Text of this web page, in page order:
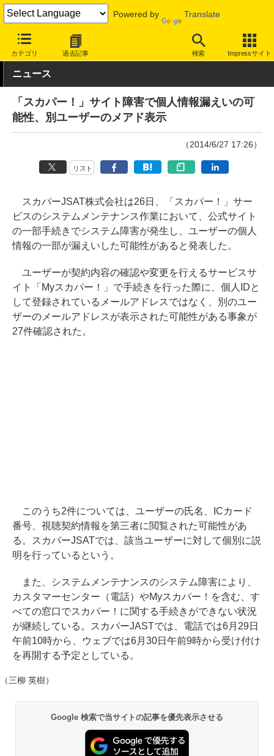
Powered by Translate
カテゴリ 過去記事 検索 Impressサイト
INTERNET Watch トピック インシデント
ニュース
「スカパー！」サイト障害で個人情報漏えいの可
能性、別ユーザーのメアド表示
（2014/6/27 17:26）
リスト
スカパーJSAT株式会社は26日、「スカパー！」サー
ビスのシステムメンテナンス作業において、公式サイト
の一部手続きでシステム障害が発生し、ユーザーの個人
情報の一部が漏えいした可能性があると発表した。
ユーザーが契約内容の確認や変更を行えるサービスサ
イト「Myスカパー！」で手続きを行った際に、個人IDと
して登録されているメールアドレスではなく、別のユー
ザーのメールアドレスが表示された可能性がある事象が
27件確認された。
このうち2件については、ユーザーの氏名、ICカード
番号、視聴契約情報を第三者に閲覧された可能性があ
る。スカパーJSATでは、該当ユーザーに対して個別に説
明を行っているという。
また、システムメンテナンスのシステム障害により、
カスタマーセンター（電話）やMyスカパー！を含む、す
べての窓口でスカパー！に関する手続きができない状況
が継続している。スカパーJASTでは、電話では6月29日
午前10時から、ウェブでは6月30日午前9時から受け付け
を再開する予定としている。
（三柳 英樹）
Google 検索で当サイトの記事を優先表示させる